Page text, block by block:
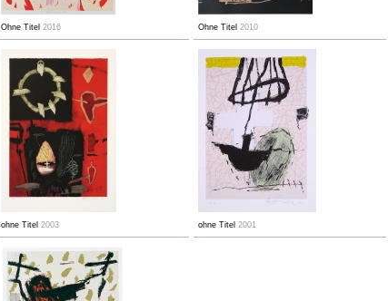
Ohne Titel 2016 Ohne Titel 2010
ohne Titel 2003 ohne Titel 2001